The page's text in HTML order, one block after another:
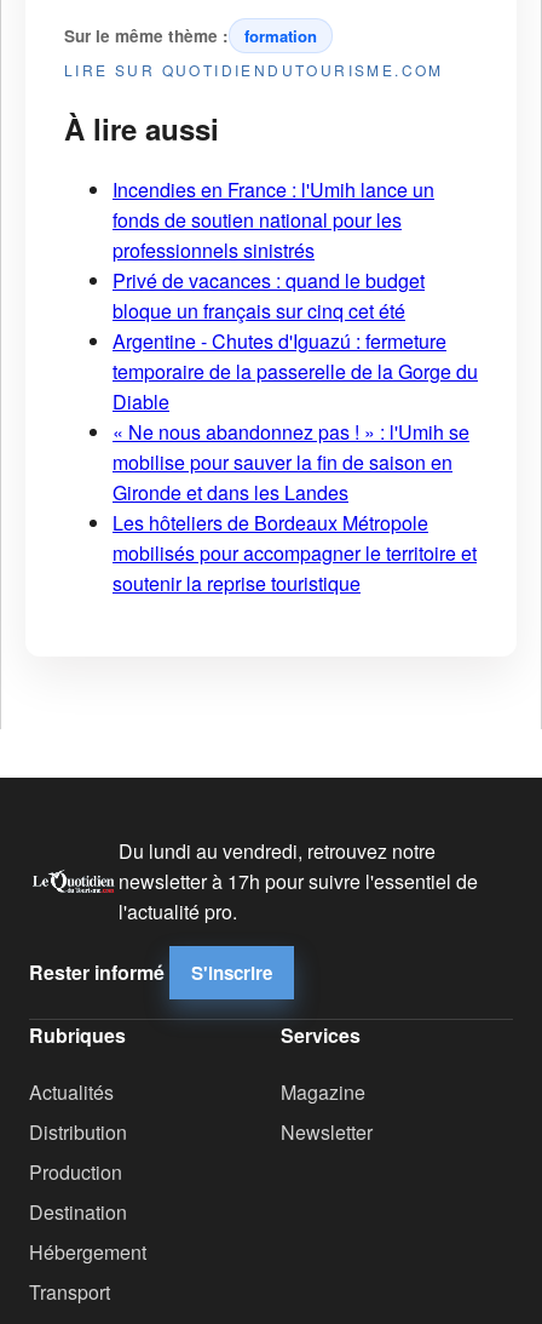
Sur le même thème : formation
LIRE SUR QUOTIDIENDUTOURISME.COM
À lire aussi
Incendies en France : l'Umih lance un
fonds de soutien national pour les
professionnels sinistrés
Privé de vacances : quand le budget
bloque un français sur cinq cet été
Argentine - Chutes d'Iguazú : fermeture
temporaire de la passerelle de la Gorge du
Diable
« Ne nous abandonnez pas ! » : l'Umih se
mobilise pour sauver la fin de saison en
Gironde et dans les Landes
Les hôteliers de Bordeaux Métropole
mobilisés pour accompagner le territoire et
soutenir la reprise touristique
Du lundi au vendredi, retrouvez notre
newsletter à 17h pour suivre l'essentiel de
l'actualité pro.
Rester informé S'inscrire
Rubriques
Actualités
Distribution
Production
Destination
Hébergement
Transport
Services
Magazine
Newsletter